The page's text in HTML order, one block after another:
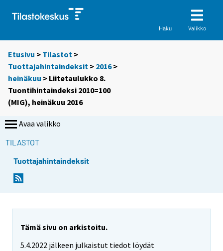
Haku Valikko
Etusivu > Tilastot >
Tuottajahintaindeksit > 2016>
heinäkuu > Liitetaulukko 8.
Tuontihintaindeksi 2010=100
(MIG), heinäkuu 2016
Avaa valikko
TILASTOT
Tuottajahintaindeksit
Tämä sivu on arkistoitu.
5.4.2022 jälkeen julkaistut tiedot löydät